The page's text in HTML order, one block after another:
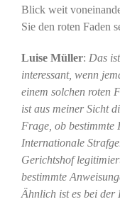
Blick weit
Sie den roten Faden
Luise Müller: Das
interessant, wenn
einem solchen roten
ist aus meiner Sicht
Frage, ob bestimmte
Internationale
Gerichtshof
bestimmte
Ähnlich ist es bei der